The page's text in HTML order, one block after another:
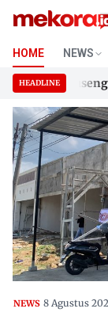
Skip
content
HOME NEWS
HEADLINE
NEWS 8 Agustus